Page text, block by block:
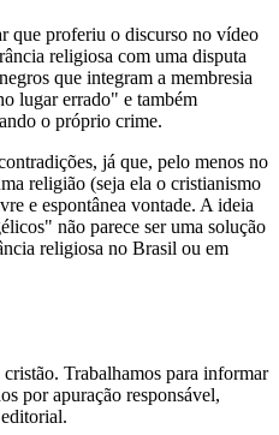
que proferiu o discurso no vídeo
religiosa com uma disputa
que integram a membresia
lugar errado" e também
o próprio crime.
já que, pelo menos no
religião (seja ela o cristianismo
e espontânea vontade. A ideia
não parece ser uma solução
religiosa no Brasil ou em
Trabalhamos para informar
por apuração responsável,